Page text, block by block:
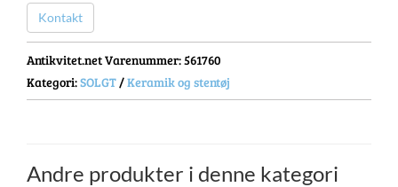
Kontakt
Antikvitet.net Varenummer: 561760
Kategori:SOLGT /Keramik og stentøj
Andre produkter i denne kategori